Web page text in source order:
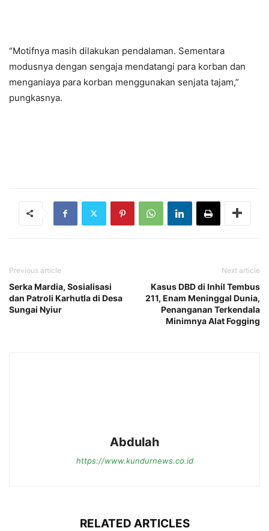
“Motifnya masih dilakukan pendalaman. Sementara
modusnya dengan sengaja mendatangi para korban dan
menganiaya para korban menggunakan senjata tajam,”
pungkasnya.
Previous article
Serka Mardia, Sosialisasi
dan Patroli Karhutla di Desa
Sungai Nyiur
Next article
Kasus DBD di Inhil Tembus
211, Enam Meninggal Dunia,
Penanganan Terkendala
Minimnya Alat Fogging
Abdulah
https://www.kundurnews.co.id
RELATED ARTICLES